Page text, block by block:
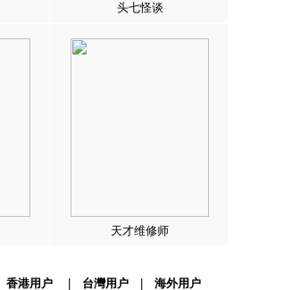
头七怪谈
天才维修师
香港用户| 台灣用户| 海外用户